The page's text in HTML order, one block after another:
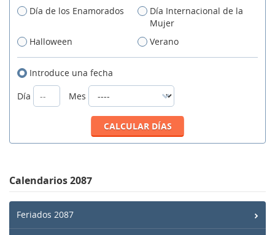
Día de los Enamorados
Día Internacional de la
Mujer
Halloween
Verano
Introduce una fecha
Día
Mes
Calendarios 2087
Feriados 2087